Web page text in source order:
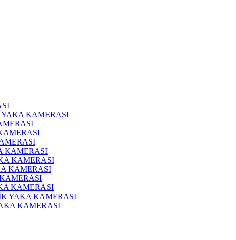
YAKA KAMERASI
KAMERASI
KAMERASI
KAMERASI
KAMERASI
YAKA KAMERASI
KAMERASI